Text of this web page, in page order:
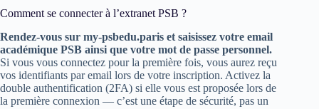
Comment se connecter à l’extranet PSB ?
Rendez-vous sur my-psbedu.paris et saisissez votre email
académique PSB ainsi que votre mot de passe personnel.
Si vous vous connectez pour la première fois, vous aurez reçu
vos identifiants par email lors de votre inscription. Activez la
double authentification (2FA) si elle vous est proposée lors de
la première connexion — c’est une étape de sécurité, pas un